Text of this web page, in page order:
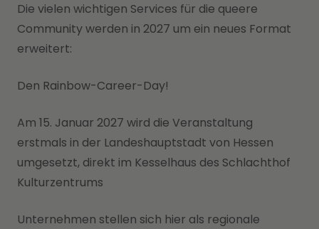
Die vielen wichtigen Services für die queere
Community werden in 2027 um ein neues Format
erweitert:
Den Rainbow-Career-Day!
Am 15. Januar 2027 wird die Veranstaltung
erstmals in der Landeshauptstadt von Hessen
umgesetzt, direkt im Kesselhaus des Schlachthof
Kulturzentrums
Unternehmen stellen sich hier als regionale